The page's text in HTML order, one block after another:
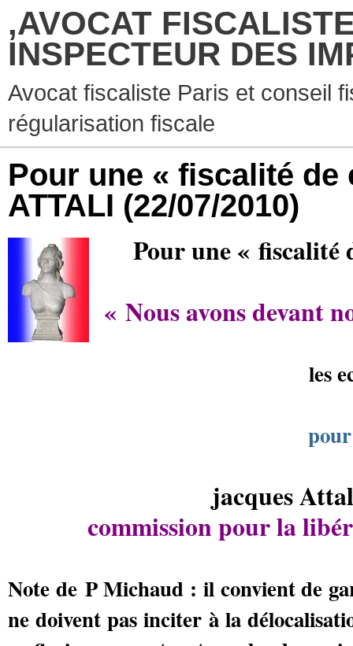
,AVOCAT
INSPECTEUR DES
Avocat fiscaliste Paris et conseil
régularisation fiscale
Pour une « fiscalité de
ATTALI (22/07/2010)
Pour une « fiscalité
« Nous avons devant
les
jacques
commission pour la
Note de P Michaud : il convient de
ne doivent pas inciter à la